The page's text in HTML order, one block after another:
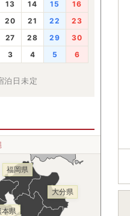
13 14 15
16
20 21 22
23
27 28 29
30
3 4 5 6
泊日未定
福岡県
本県
大分県